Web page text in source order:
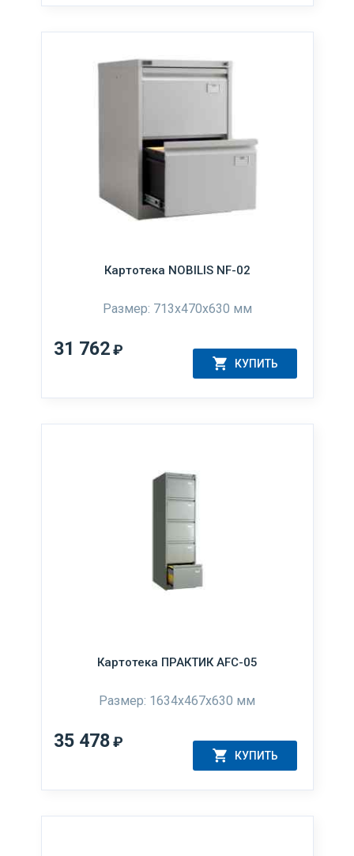
Картотека NOBILIS NF-02
Размер: 713x470x630 мм
31 762₽
КУПИТЬ
Картотека ПРАКТИК AFC-05
Размер: 1634x467x630 мм
35 478₽
КУПИТЬ